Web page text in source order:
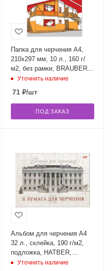
Папка для черчения А4,
210х297 мм, 10 л., 160 г/
м2, без рамки, BRAUBERG,
121510
Уточнить наличие
71₽/шт
ПОД ЗАКАЗ
Альбом для черчения А4
32 л., склейка, 190 г/м2,
подложка, HATBER,
"Классика", 32Ач4Ак_09480
Уточнить наличие